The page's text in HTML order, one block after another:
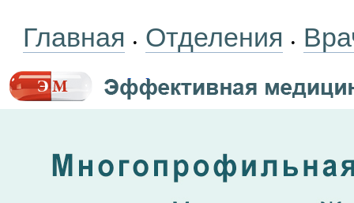
Главная • Отделения •